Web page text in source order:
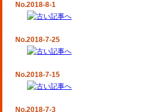
No.2018-8-1
No.2018-7-25
No.2018-7-15
No.2018-7-3